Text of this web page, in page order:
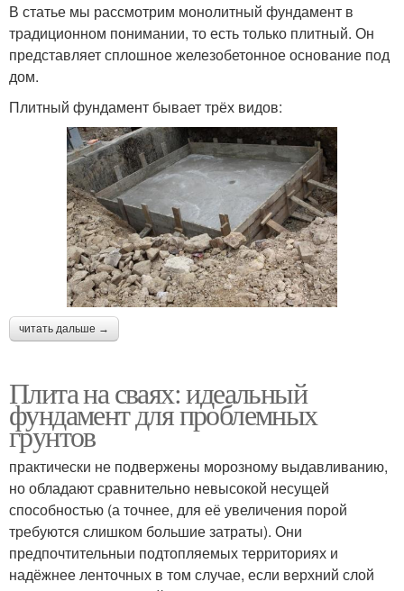
В статье мы рассмотрим монолитный фундамент в
традиционном понимании, то есть только плитный. Он
представляет сплошное железобетонное основание под
дом.
Плитный фундамент бывает трёх видов:
читать дальше →
Плита на сваях: идеальный
фундамент для проблемных
грунтов
практически не подвержены морозному выдавливанию,
но обладают сравнительно невысокой несущей
способностью (а точнее, для её увеличения порой
требуются слишком большие затраты). Они
предпочтительныи подтопляемых территориях и
надёжнее ленточных в том случае, если верхний слой